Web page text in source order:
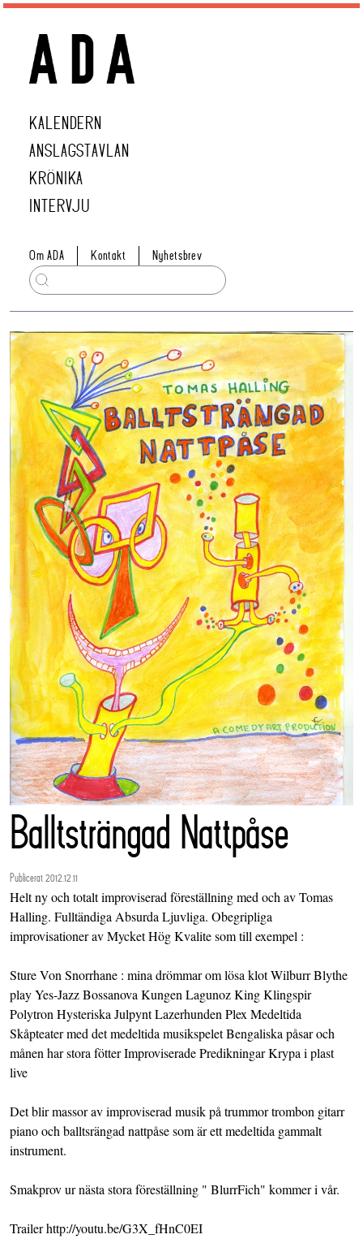
KALENDERN
ANSLAGSTAVLAN
KRÖNIKA
INTERVJU
Om ADA Kontakt Nyhetsbrev
Balltsträngad Nattpåse
Publicerat 2012.12.11
Helt ny och totalt improviserad föreställning med och av Tomas
Halling. Fulltändiga Absurda Ljuvliga. Obegripliga
improvisationer av Mycket Hög Kvalite som till exempel :
Sture Von Snorrhane : mina drömmar om lösa klot Wilburr Blythe
play Yes-Jazz Bossanova Kungen Lagunoz King Klingspir
Polytron Hysteriska Julpynt Lazerhunden Plex Medeltida
Skåpteater med det medeltida musikspelet Bengaliska påsar och
månen har stora fötter Improviserade Predikningar Krypa i plast
live
Det blir massor av improviserad musik på trummor trombon gitarr
piano och balltsrängad nattpåse som är ett medeltida gammalt
instrument.
Smakprov ur nästa stora föreställning " BlurrFich" kommer i vår.
Trailer http://youtu.be/G3X_fHnC0EI